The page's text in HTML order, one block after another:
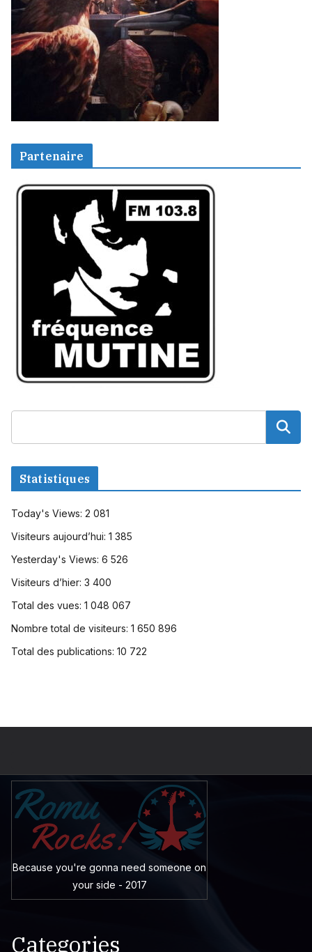
Partenaire
Statistiques
Today's Views: 2 081
Visiteurs aujourd’hui: 1 385
Yesterday's Views: 6 526
Visiteurs d’hier: 3 400
Total des vues: 1 048 067
Nombre total de visiteurs: 1 650 896
Total des publications: 10 722
Because you're gonna need someone on
your side - 2017
Categories